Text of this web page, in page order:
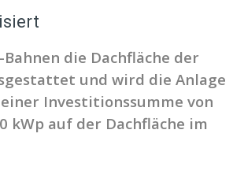
die Dachfläche der
und wird die Anlage
Investitionssumme von
kWp auf der Dachfläche im